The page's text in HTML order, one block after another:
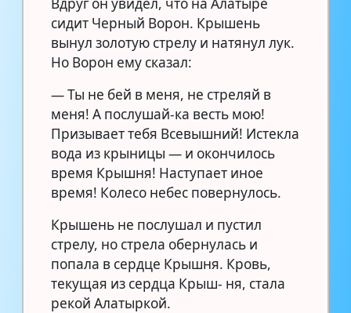
сидит Черный Ворон. Крышень
вынул золотую стрелу и натянул лук.
Но Ворон ему сказал:
— Ты не бей в меня, не стреляй в
меня! А послушай-ка весть мою!
Призывает тебя Всевышний! Истекла
вода из крыницы — и окончилось
время Крышня! Наступает иное
время! Колесо небес повернулось.
Крышень не послушал и пустил
стрелу, но стрела обернулась и
попала в сердце Крышня. Кровь,
текущая из сердца Крыш- ня, стала
рекой Алатыркой.